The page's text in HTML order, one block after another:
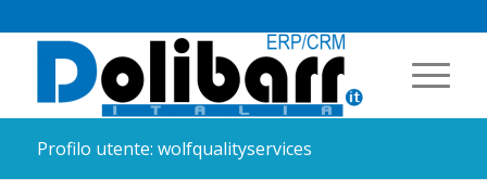
Profilo utente: wolfqualityservices